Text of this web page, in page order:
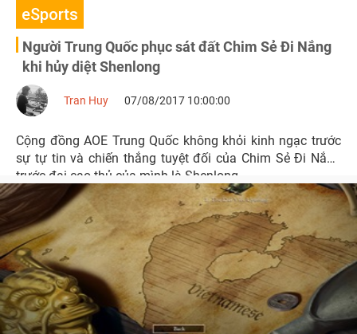
eSports
Người Trung Quốc phục sát đất Chim Sẻ Đi Nắng
khi hủy diệt Shenlong
Tran Huy 07/08/2017 10:00:00
Cộng đồng AOE Trung Quốc không khỏi kinh ngạc trước
sự tự tin và chiến thắng tuyệt đối của Chim Sẻ Đi Nắng
trước đại cao thủ của mình là Shenlong.